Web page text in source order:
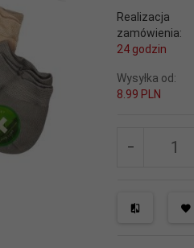
Realizacja
zamówienia:
24 godzin
Wysyłka od:
8.99 PLN